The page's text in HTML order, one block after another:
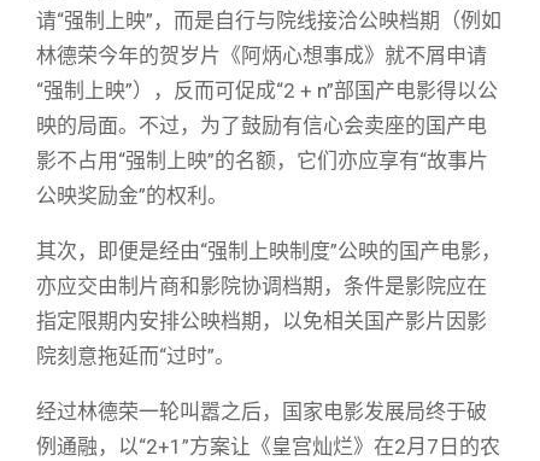
请“强制上映”，而是自行与院线接洽公映档期（例如
林德荣今年的贺岁片《阿炳心想事成》就不屑申请
“强制上映”），反而可促成“2 + n”部国产电影得以公
映的局面。不过，为了鼓励有信心会卖座的国产电
影不占用“强制上映”的名额，它们亦应享有“故事片
公映奖励金”的权利。
其次，即便是经由“强制上映制度”公映的国产电影，
亦应交由制片商和影院协调档期，条件是影院应在
指定限期内安排公映档期，以免相关国产影片因影
院刻意拖延而“过时”。
经过林德荣一轮叫嚣之后，国家电影发展局终于破
例通融，以“2+1”方案让《皇宫灿烂》在2月7日的农